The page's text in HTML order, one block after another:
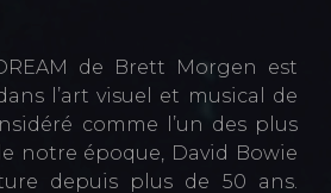
de Brett Morgen est
l’art visuel et musical de
comme l’un des plus
notre époque, David Bowie
depuis plus de 50 ans.